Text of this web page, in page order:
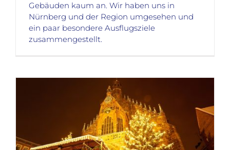
Gebäuden kaum an. Wir haben uns in
Nürnberg und der Region umgesehen und
ein paar besondere Ausflugsziele
zusammengestellt.